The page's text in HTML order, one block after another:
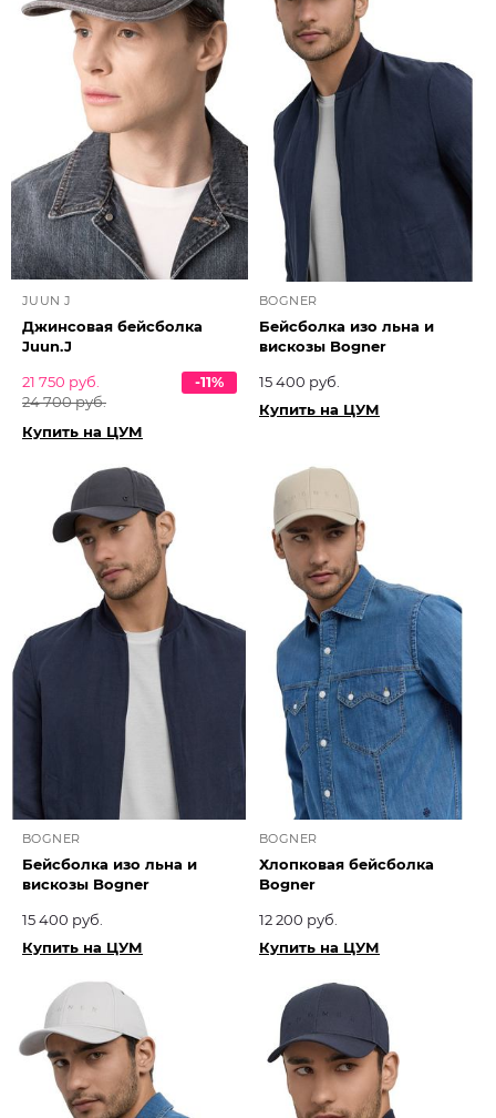
JUUN J
Джинсовая бейсболка
Juun.J
21 750 руб.
24 700 руб.
-11%
Купить на ЦУМ
BOGNER
Бейсболка изо льна и
вискозы Bogner
15 400 руб.
Купить на ЦУМ
BOGNER
Бейсболка изо льна и
вискозы Bogner
15 400 руб.
Купить на ЦУМ
BOGNER
Хлопковая бейсболка
Bogner
12 200 руб.
Купить на ЦУМ